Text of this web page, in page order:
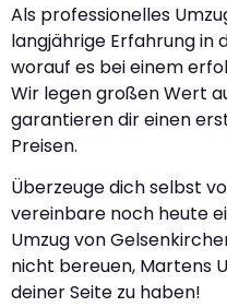
Als professionelles
langjährige Erfahrung in
worauf es bei einem
Wir legen großen Wert
garantieren dir einen
Preisen.
Überzeuge dich selbst
vereinbare noch heute
Umzug von
nicht bereuen, Martens
deiner Seite zu haben!